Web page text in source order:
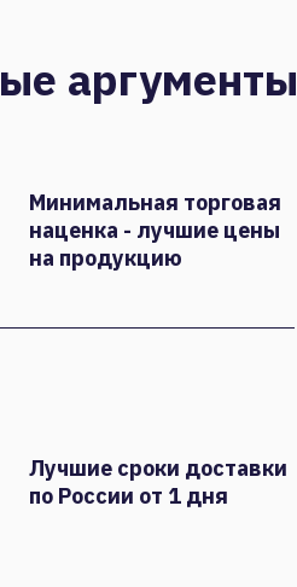
аргументы
Минимальная торговая
наценка - лучшие цены
на продукцию
Лучшие сроки доставки
по России от 1 дня